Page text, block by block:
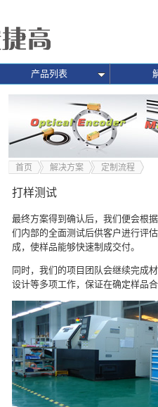
产品列表
首页 解决方案 定制流程
打样测试
最终方案得到确认后，我们便会根
们内部的全面测试后供客户进行评
成，使样品能够快速制成交付。
同时，我们的项目团队会继续完成
设计等多项工作，保证在确定样品